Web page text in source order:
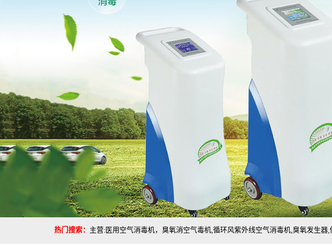
热门搜索：